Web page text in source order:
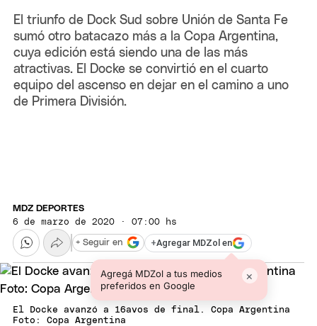
El triunfo de Dock Sud sobre Unión de Santa Fe
sumó otro batacazo más a la Copa Argentina,
cuya edición está siendo una de las más
atractivas. El Docke se convirtió en el cuarto
equipo del ascenso en dejar en el camino a uno
de Primera División.
MDZ DEPORTES
6 de marzo de 2020 · 07:00 hs
+Agregar MDZol en
Agregá MDZol a tus medios
preferidos en Google
×
+ Seguir en
El Docke avanzó a 16avos de final. Copa Argentina
Foto: Copa Argentina